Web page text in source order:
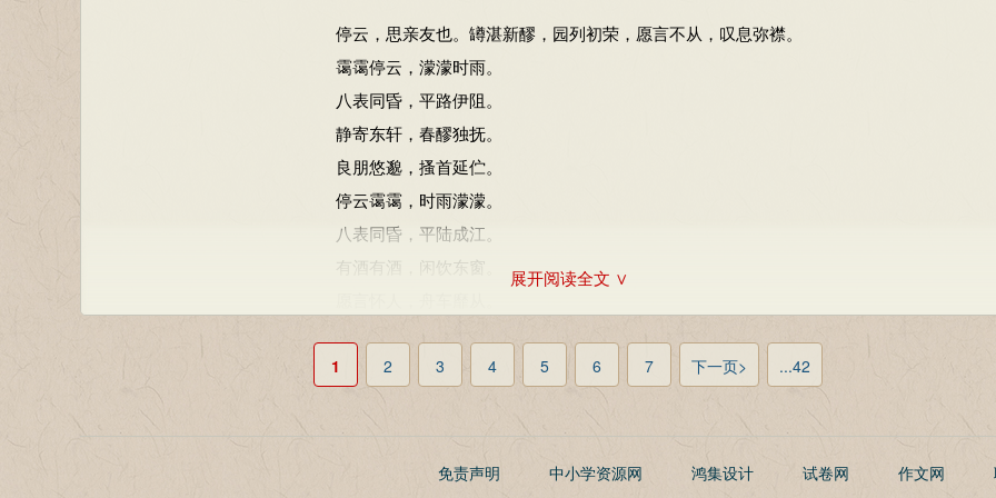
停云，思亲友也。罇湛新醪，园列初荣，愿言不从，叹息弥襟。
霭霭停云，濛濛时雨。
八表同昏，平路伊阻。
静寄东轩，春醪独抚。
良朋悠邈，搔首延伫。
停云霭霭，时雨濛濛。
八表同昏，平陆成江。
有酒有酒，闲饮东窗。
竞用新好，以怡余情。
安得促席，说彼平生。
翩翩飞鸟，息我庭柯。
展开阅读全文 ∨
1 2 3 4 5 6 7 下一页> ...42
免责声明 中小学资源网 鸿集设计 试卷网 作文网